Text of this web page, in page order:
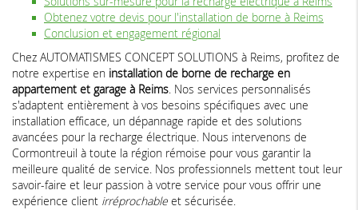
Obtenez votre devis pour l'installation de borne à Reims
Conclusion et engagement régional
Chez AUTOMATISMES CONCEPT SOLUTIONS à Reims, profitez de
notre expertise en installation de borne de recharge en
appartement et garage à Reims. Nos services personnalisés
s'adaptent entièrement à vos besoins spécifiques avec une
installation efficace, un dépannage rapide et des solutions
avancées pour la recharge électrique. Nous intervenons de
Cormontreuil à toute la région rémoise pour vous garantir la
meilleure qualité de service. Nos professionnels mettent tout leur
savoir-faire et leur passion à votre service pour vous offrir une
expérience client irréprochable et sécurisée.